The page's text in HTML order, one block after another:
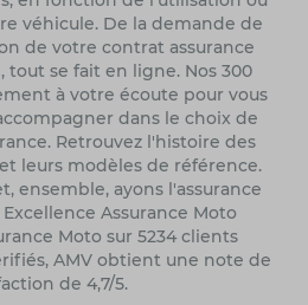
véhicule. De la demande de
de votre contrat assurance
tout se fait en ligne. Nos 300
à votre écoute pour vous
dans le choix de
Retrouvez l'histoire des
leurs modèles de référence.
ensemble, ayons l'assurance
Assurance Moto
Moto sur 5234 clients
AMV obtient une note de
de 4,7/5.